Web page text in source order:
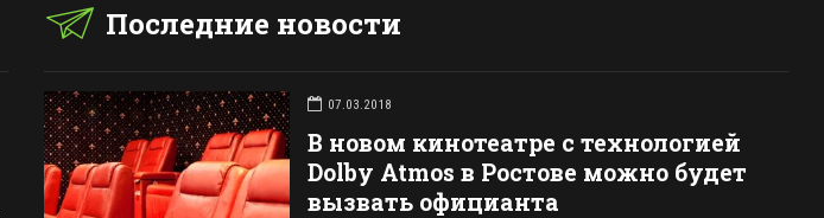
Последние новости
07.03.2018
В новом кинотеатре с технологией
Dolby Atmos в Ростове можно будет
вызвать официанта